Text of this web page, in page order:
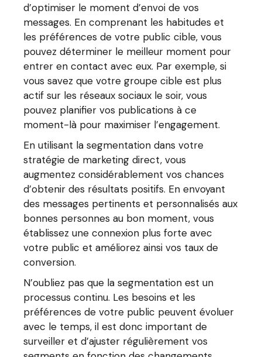
d’optimiser le moment d’envoi de vos
messages. En comprenant les habitudes et
les préférences de votre public cible, vous
pouvez déterminer le meilleur moment pour
entrer en contact avec eux. Par exemple, si
vous savez que votre groupe cible est plus
actif sur les réseaux sociaux le soir, vous
pouvez planifier vos publications à ce
moment-là pour maximiser l’engagement.
En utilisant la segmentation dans votre
stratégie de marketing direct, vous
augmentez considérablement vos chances
d’obtenir des résultats positifs. En envoyant
des messages pertinents et personnalisés aux
bonnes personnes au bon moment, vous
établissez une connexion plus forte avec
votre public et améliorez ainsi vos taux de
conversion.
N’oubliez pas que la segmentation est un
processus continu. Les besoins et les
préférences de votre public peuvent évoluer
avec le temps, il est donc important de
surveiller et d’ajuster régulièrement vos